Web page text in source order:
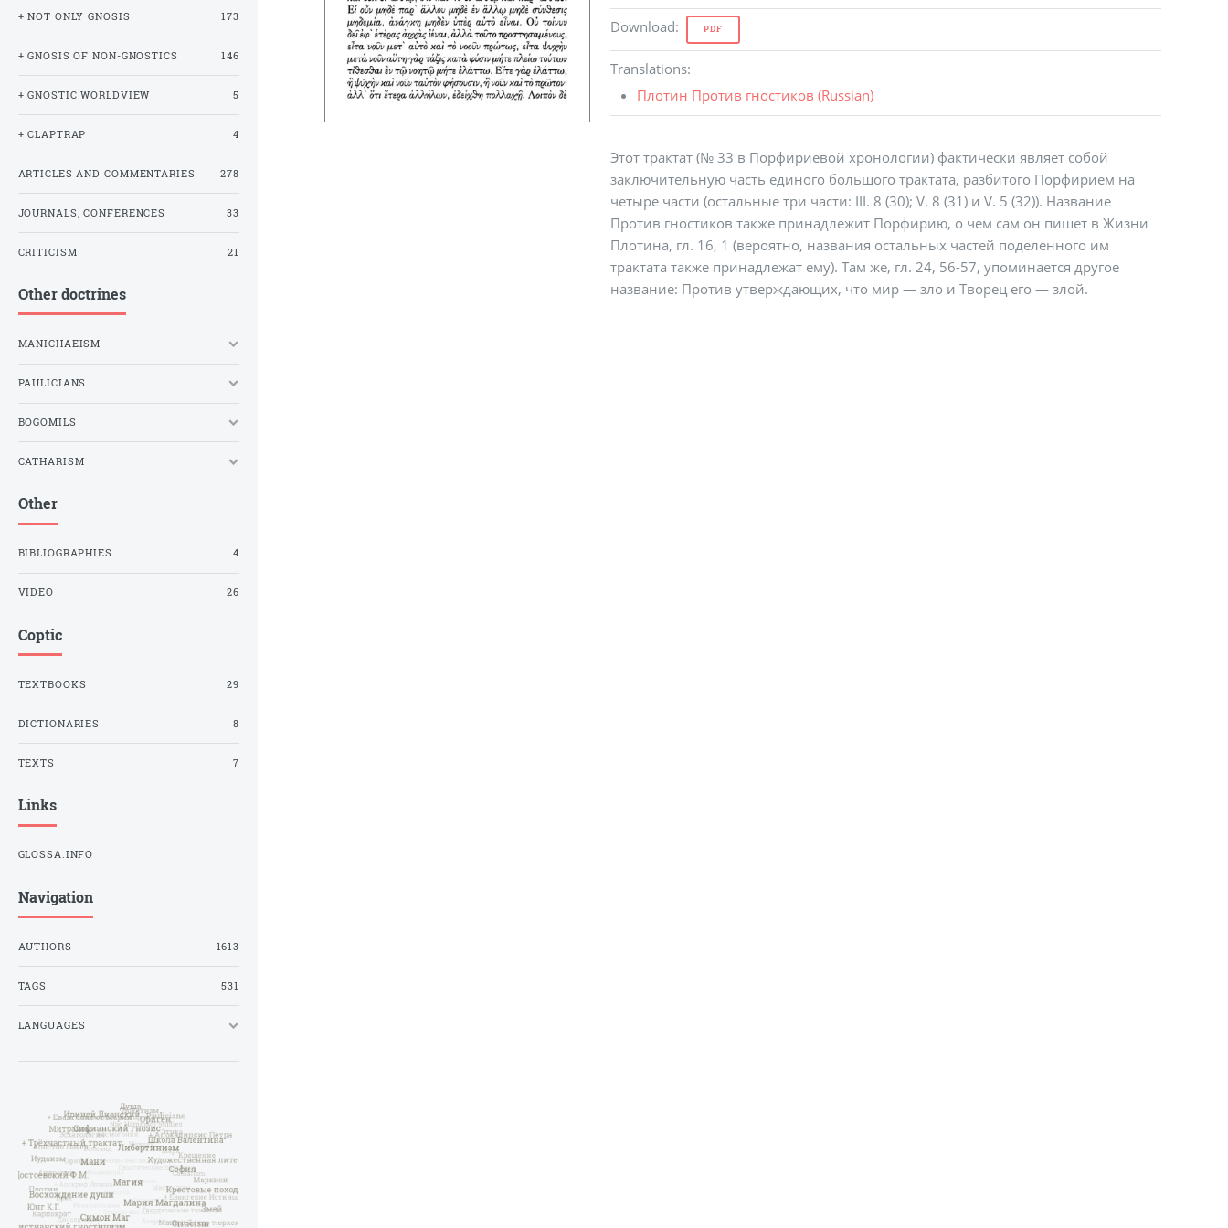
Download: PDF
Translations:
Плотин Против гностиков (Russian)
Этот трактат (№ 33 в Порфириевой хронологии) фактически являет собой
заключительную часть единого большого трактата, разбитого Порфирием на
четыре части (остальные три части: III. 8 (30); V. 8 (31) и V. 5 (32)). Название
Против гностиков также принадлежит Порфирию, о чем сам он пишет в Жизни
Плотина, гл. 16, 1 (вероятно, названия остальных частей поделенного им
трактата также принадлежат ему). Там же, гл. 24, 56-57, упоминается другое
название: Против утверждающих, что мир — зло и Творец его — злой.
+ NOT ONLY GNOSIS 173
+ GNOSIS OF NON-GNOSTICS 146
+ GNOSTIC WORLDVIEW 5
+ CLAPTRAP 4
ARTICLES AND COMMENTARIES 278
JOURNALS, CONFERENCES 33
CRITICISM 21
Other doctrines
MANICHAEISM
PAULICIANS
BOGOMILS
CATHARISM
Other
BIBLIOGRAPHIES 4
VIDEO 26
Coptic
TEXTBOOKS 29
DICTIONARIES 8
TEXTS 7
Links
GLOSSA.INFO
Navigation
AUTHORS 1613
TAGS 531
LANGUAGES